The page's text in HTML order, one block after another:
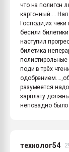
что на полигон
картонный....
Господи,их
бесили
наступил
билетика
поди в трёх
разумеется
зарплату
неповадно было
технолог54